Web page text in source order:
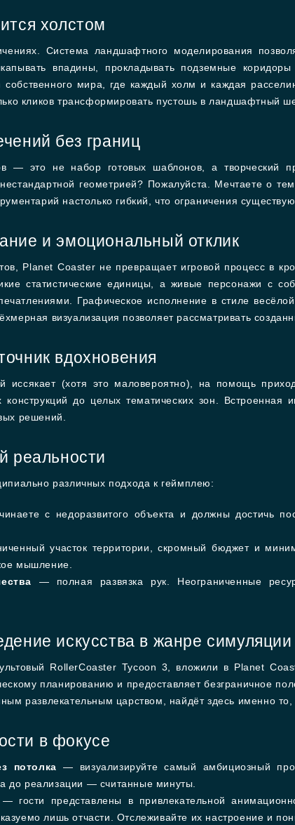
холстом
Система ландшафтного моделирования
впадины, прокладывать подземные
собственного мира, где каждый холм и каждая
кликов трансформировать пустошь в ландшафтный
без границ
— это не набор готовых шаблонов, а творческий
геометрией? Пожалуйста. Мечтаете о
настолько гибкий, что ограничения
и эмоциональный отклик
Planet Coaster не превращает игровой процесс в
статистические единицы, а живые персонажи с
Графическое исполнение в стиле
визуализация позволяет рассматривать
вдохновения
иссякает (хотя это маловероятно), на помощь
конструкций до целых тематических зон. Встроенная
решений.
реальности
различных подхода к геймплею:
с недоразвитого объекта и должны достичь
участок территории, скромный бюджет и
мышление.
— полная развязка рук. Неограниченные
искусства в жанре симуляции
RollerCoaster Tycoon 3, вложили в Planet
планированию и предоставляет безграничное
развлекательным царством, найдёт здесь именно то,
в фокусе
потолка — визуализируйте самый амбициозный
до реализации — считанные минуты.
— гости представлены в привлекательной
лишь отчасти. Отслеживайте их настроение и